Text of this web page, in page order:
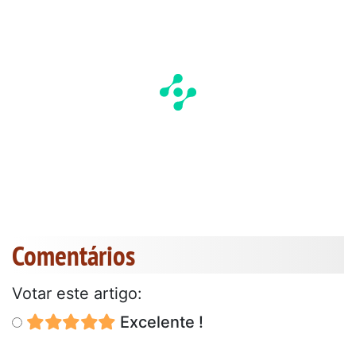
Comentários
Votar este artigo:
Excelente !